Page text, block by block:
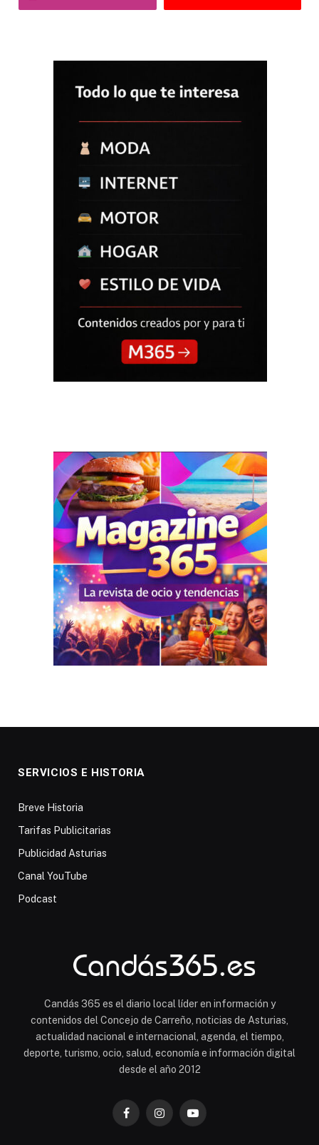
SERVICIOS E HISTORIA
Breve Historia
Tarifas Publicitarias
Publicidad Asturias
Canal YouTube
Podcast
Candás 365 es el diario local líder en información y
contenidos del Concejo de Carreño, noticias de Asturias,
actualidad nacional e internacional, agenda, el tiempo,
deporte, turismo, ocio, salud, economía e información digital
desde el año 2012
FacebookInstagramYouTube